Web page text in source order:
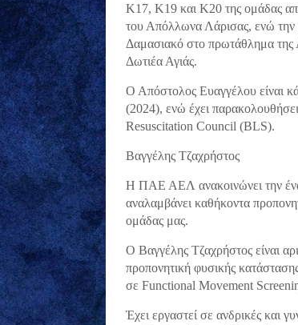
Κ17, Κ19 και Κ20 της ομάδας
του Απόλλωνα Λάρισας, ενώ την
Δαμασιακό στο πρωτάθλημα της
Δωτιέα Αγιάς.
Ο Απόστολος Ευαγγέλου είναι
(2024), ενώ έχει
Resuscitation Council (BLS).
Βαγγέλης Τζαχρήστος
Η ΠΑΕ ΑΕΛ ανακοινώνει την
αναλαμβάνει καθήκοντα
ομάδας μας.
Ο Βαγγέλης Τζαχρήστος είναι
προπονητική φυσικής
σε Functional Movement
Έχει εργαστεί σε ανδρικές και